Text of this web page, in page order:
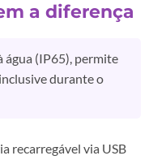
a diferença
água (IP65), permite
durante o
recarregável via USB